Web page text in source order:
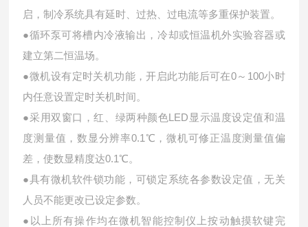
启，制冷系统具有延时、过热、过电流等多重保护装置。
●循环泵可将槽内冷液输出，冷却或恒温机外实验容器或
建立第二恒温场。
●微机设有定时关机功能，开启此功能后可在0～100小时
内任意设置定时关机时间。
●采用双窗口，红、绿两种颜色LED显示温度设定值和温
度测量值，数显分辨率0.1℃，微机可修正温度测量值偏
差，使数显精度达0.1℃。
●具有微机软件锁功能，可锁定系统各参数设定值，无关
人员不能更改已设定参数。
●以上所有操作均在微机智能控制仪上按动触摸软键完